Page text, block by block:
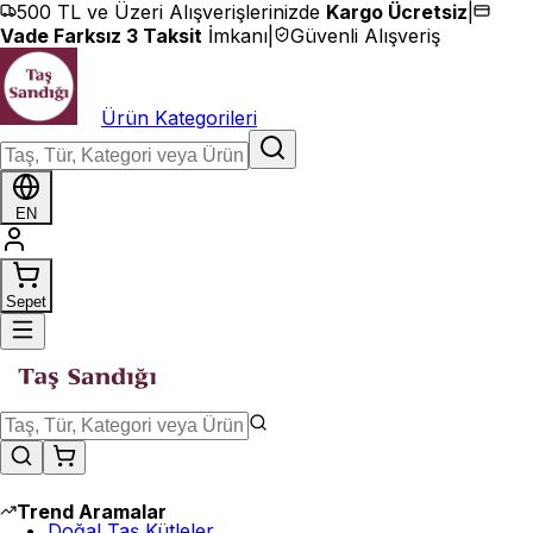
İçeriğe geç
500 TL ve Üzeri Alışverişlerinizde Kargo Ücretsiz
Vade Farksız 3 Taksit İmkanı Güvenli Alışveriş
Ürün Kategorileri
EN
Sepet
Trend Aramalar